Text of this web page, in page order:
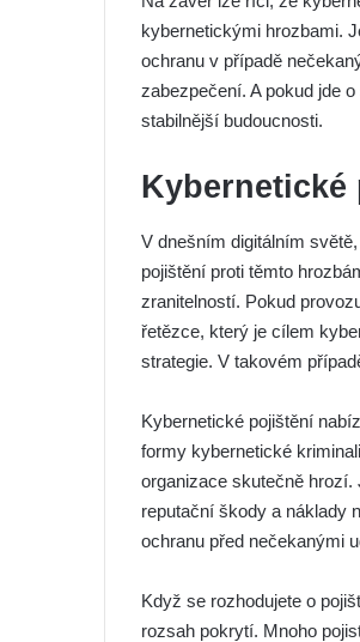
kybernetickými hrozbami.
ochranu v případě
zabezpečení. A pokud jde
stabilnější budoucnosti.
Kybernetické
V dnešním digitálním
pojištění proti těmto
zranitelností. Pokud
řetězce, který je cílem
strategie. V takovém
Kybernetické pojištění
formy kybernetické
organizace skutečně hrozí.
reputační škody a náklady
ochranu před nečekanými
Když se rozhodujete o
rozsah pokrytí. Mnoho